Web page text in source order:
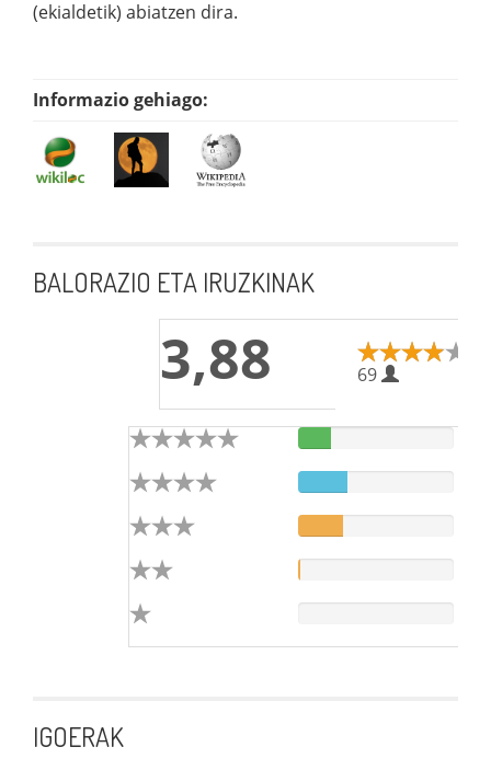
(ekialdetik) abiatzen dira.
Informazio gehiago:
BALORAZIO ETA IRUZKINAK
3,88 69
IGOERAK